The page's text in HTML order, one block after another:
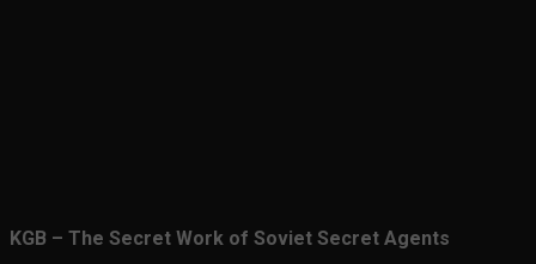
KGB – The Secret Work of Soviet Secret Agents